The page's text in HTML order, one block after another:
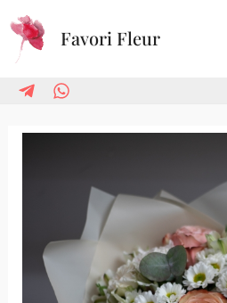
Перейти
содержимому
Favori Fleur